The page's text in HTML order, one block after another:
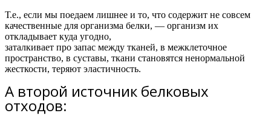
Т.е., если мы поедаем лишнее и то, что содержит не совсем
качественные для организма белки, — организм их
откладывает куда угодно,
заталкивает про запас между тканей, в межклеточное
пространство, в суставы, ткани становятся ненормальной
жесткости, теряют эластичность.
А второй источник белковых
отходов: